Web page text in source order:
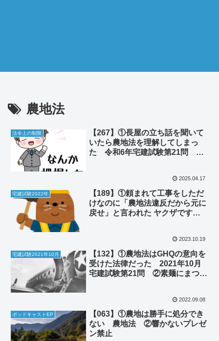
農地法
法令上の制限
【267】①長屋の立ち話を聞いて
いたら農地法を理解してしまっ
た 令和6年宅建試験第21問 ②
2025.04.17
宅建試験2022年
【189】①頼まれて工事をしただ
けなのに「農地法違反だから元に
戻せ」と言われた ヤクザです
2023.10.19
宅建試験2021年10月
【132】①農地法はGHQの意向を
受けた法律だった 2021年10月
宅建試験第21問 ②素麺にまつわ
2022.09.08
ポッドキャストEP
【063】①農地は勝手に処分でき
ない 農地法 ②響かないプレゼ
ン禁止